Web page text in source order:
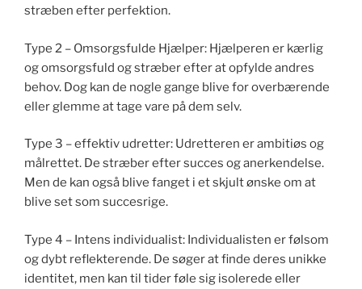
stræben efter perfektion.
Type 2 – Omsorgsfulde Hjælper: Hjælperen er kærlig
og omsorgsfuld og stræber efter at opfylde andres
behov. Dog kan de nogle gange blive for overbærende
eller glemme at tage vare på dem selv.
Type 3 – effektiv udretter: Udretteren er ambitiøs og
målrettet. De stræber efter succes og anerkendelse.
Men de kan også blive fanget i et skjult ønske om at
blive set som succesrige.
Type 4 – Intens individualist: Individualisten er følsom
og dybt reflekterende. De søger at finde deres unikke
identitet, men kan til tider føle sig isolerede eller